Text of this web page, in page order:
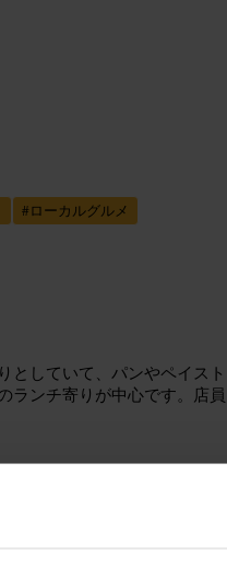
#ローカルグルメ
としていて、パンやペイスト
ランチ寄りが中心です。店員